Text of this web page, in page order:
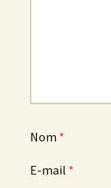
Nom *
E-mail *